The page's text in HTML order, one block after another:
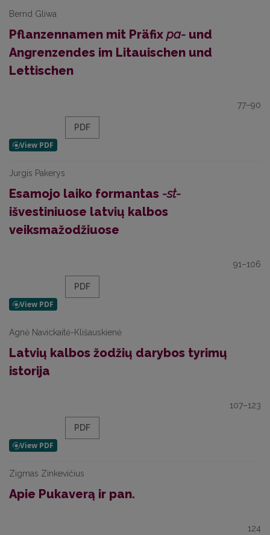
Bernd Gliwa
Pflanzennamen mit Präfix pa- und
Angrenzendes im Litauischen und
Lettischen
77–90
PDF
Jurgis Pakerys
Esamojo laiko formantas -st-
išvestiniuose latvių kalbos
veiksmažodžiuose
91–106
PDF
Agnė Navickaitė-Klišauskienė
Latvių kalbos žodžių darybos tyrimų
istorija
107–123
PDF
Zigmas Zinkevičius
Apie Pukaverą ir pan.
124